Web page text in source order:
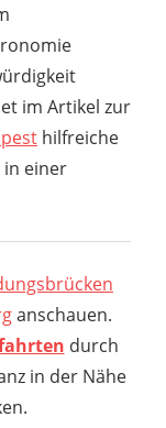
im Artikel zur
hilfreiche
in einer
anschauen.
durch
in der Nähe